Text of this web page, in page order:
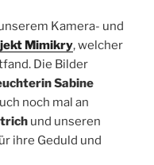
Kamera- und
Mimikry, welcher
Die Bilder
Sabine
noch mal an
und unseren
ihre Geduld und